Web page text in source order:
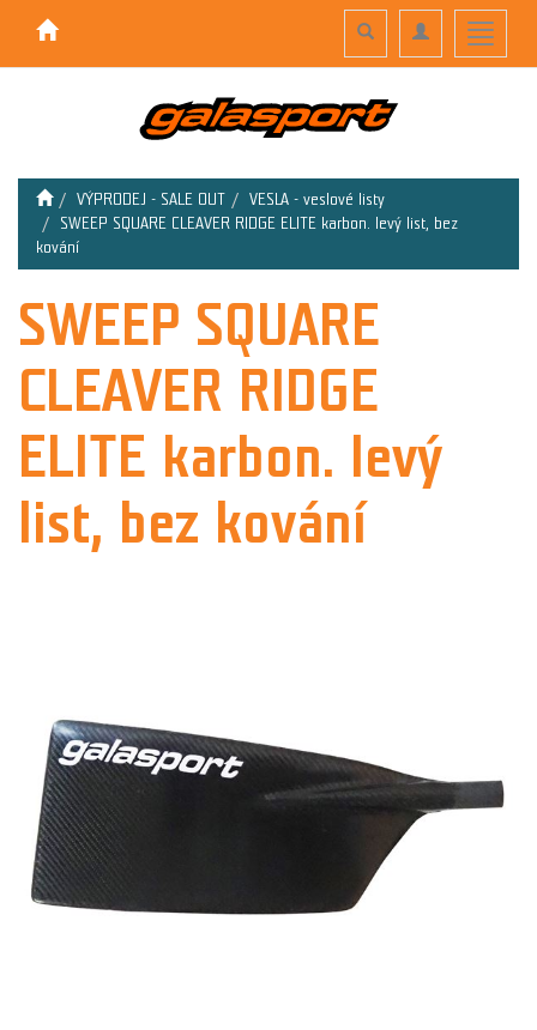
Toggle
Toggle
navigation
Toggle
search
VÝPRODEJ - SALE OUT
VESLA - veslové listy
SWEEP SQUARE CLEAVER RIDGE ELITE karbon. levý list, bez
kování
SWEEP SQUARE
CLEAVER RIDGE
ELITE karbon. levý
list, bez kování